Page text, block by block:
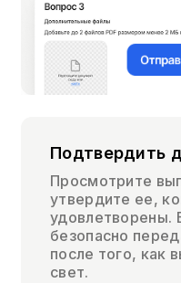
Подтвердить
Просмотрите
утвердите ее,
удовлетворены.
безопасно
после того, как
свет.